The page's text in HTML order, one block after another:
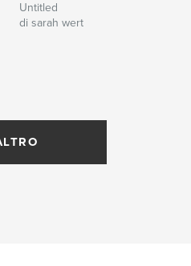
Untitled
di sarah wert